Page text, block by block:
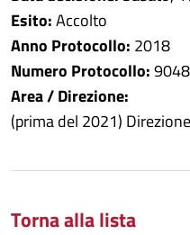
Esito:Accolto
Anno Protocollo: 2018
Numero Protocollo:
Area / Direzione:
(prima del 2021)
Torna alla lista